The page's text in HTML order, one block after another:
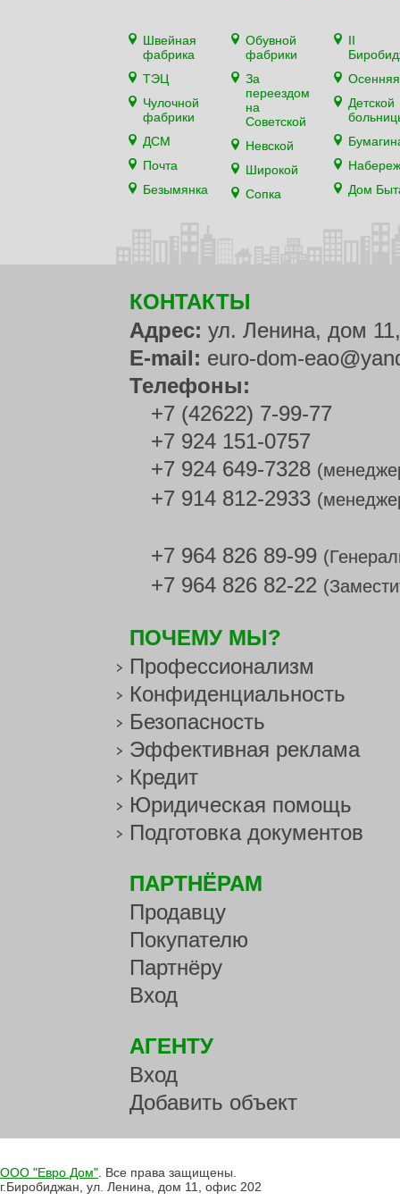
Швейная
фабрика
ТЭЦ
Чулочной
фабрики
ДСМ
Почта
Безымянка
Обувной
фабрики
За
переездом
на
Советской
Невской
Широкой
Сопка
II
Осенняя
Детской
Дом
КОНТАКТЫ
Адрес: ул. Ленина, дом
E-mail: euro-dom-
Телефоны:
+7 (42622) 7-99-77
+7 924 151-0757
+7 924 649-7328
+7 914 812-2933
+7 964 826 89-99
+7 964 826 82-22
ПОЧЕМУ МЫ?
Профессионализм
Конфиденциальность
Безопасность
Эффективная реклама
Кредит
Юридическая помощь
Подготовка документов
ПАРТНЁРАМ
Продавцу
Покупателю
Партнёру
Вход
АГЕНТУ
Вход
Добавить объект
ООО "Евро Дом". Все права защищены.
г.Биробиджан, ул. Ленина, дом 11, офис 202